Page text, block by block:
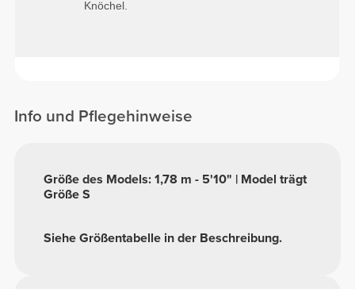
Knöchel.
Info und Pflegehinweise
Siehe Größentabelle in der Beschreibung.
Größe des Models: 1,78 m - 5'10" | Model trägt
Größe S